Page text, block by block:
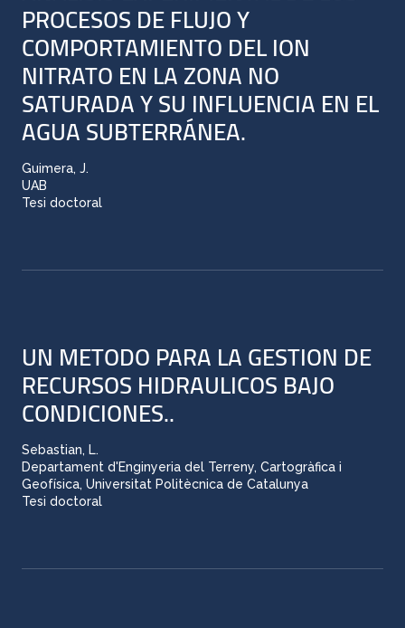
PROCESOS DE FLUJO Y
COMPORTAMIENTO DEL ION
NITRATO EN LA ZONA NO
SATURADA Y SU INFLUENCIA EN EL
AGUA SUBTERRÁNEA.
Guimera, J.
UAB
Tesi doctoral
UN METODO PARA LA GESTION DE
RECURSOS HIDRAULICOS BAJO
CONDICIONES..
Sebastian, L.
Departament d'Enginyeria del Terreny, Cartogràfica i
Geofísica, Universitat Politècnica de Catalunya
Tesi doctoral